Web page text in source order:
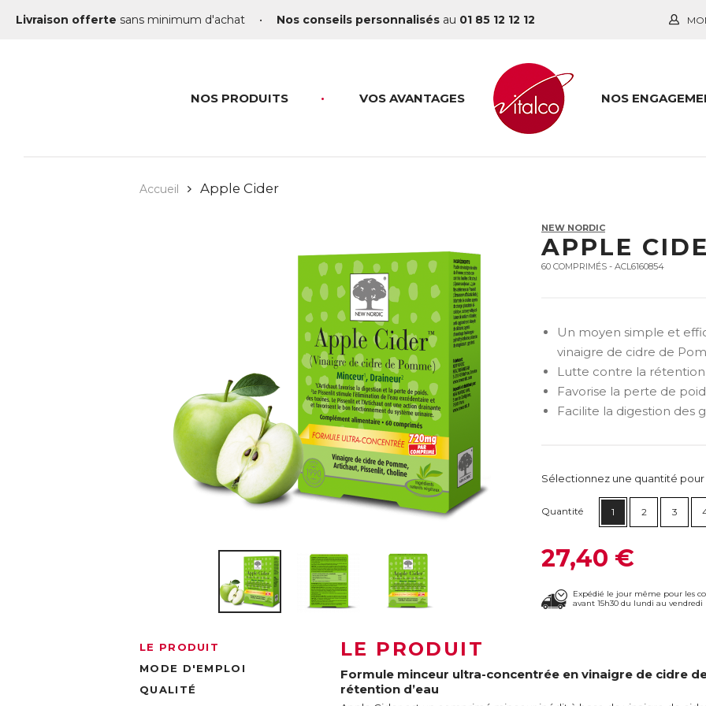
Livraison offerte sans minimum d'achat • Nos conseils personnalisés au 01 85 12 12 12
NOS PRODUITS VOS AVANTAGES NOS
Accueil Apple Cider
NEW NORDIC
APPLE
60 COMPRIMÉS - ACL6160854
Un moyen simple et
vinaigre de cidre de
Lutte contre la rétention
Favorise la perte de
Facilite la digestion des
Sélectionnez une quantité
Quantité 1 2 3
27,40 €
Expédié le jour même pour les
avant 15h30 du lundi au vendredi
LE PRODUIT
MODE D'EMPLOI
QUALITÉ
LE PRODUIT
Formule minceur ultra-concentrée en vinaigre de cidre
rétention d’eau